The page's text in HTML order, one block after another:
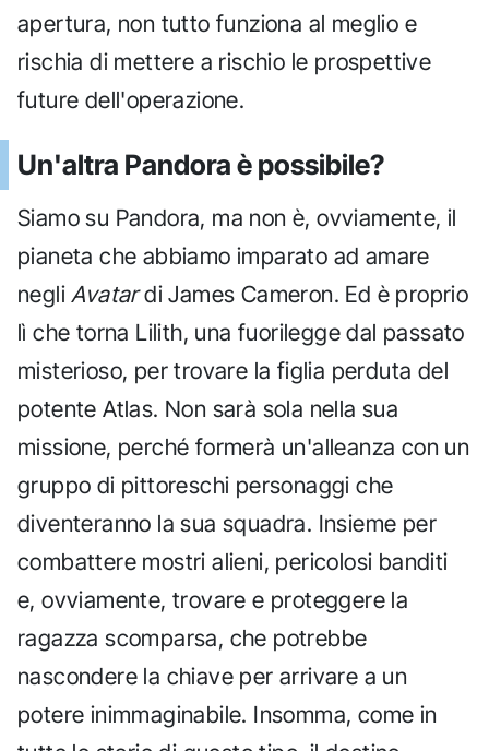
apertura, non tutto funziona al meglio e
rischia di mettere a rischio le prospettive
future dell'operazione.
Un'altra Pandora è possibile?
Siamo su Pandora, ma non è, ovviamente, il
pianeta che abbiamo imparato ad amare
negliAvatardi James Cameron. Ed è proprio
lì che torna Lilith, una fuorilegge dal passato
misterioso, per trovare la figlia perduta del
potente Atlas. Non sarà sola nella sua
missione, perché formerà un'alleanza con un
gruppo di pittoreschi personaggi che
diventeranno la sua squadra. Insieme per
combattere mostri alieni, pericolosi banditi
e, ovviamente, trovare e proteggere la
ragazza scomparsa, che potrebbe
nascondere la chiave per arrivare a un
potere inimmaginabile. Insomma, come in